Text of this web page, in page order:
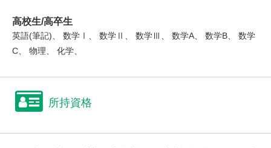
高校生/高卒生
英語(筆記)、 数学Ⅰ、 数学Ⅱ、 数学Ⅲ、 数学A、 数学B、 数学
C、 物理、 化学、
所持資格